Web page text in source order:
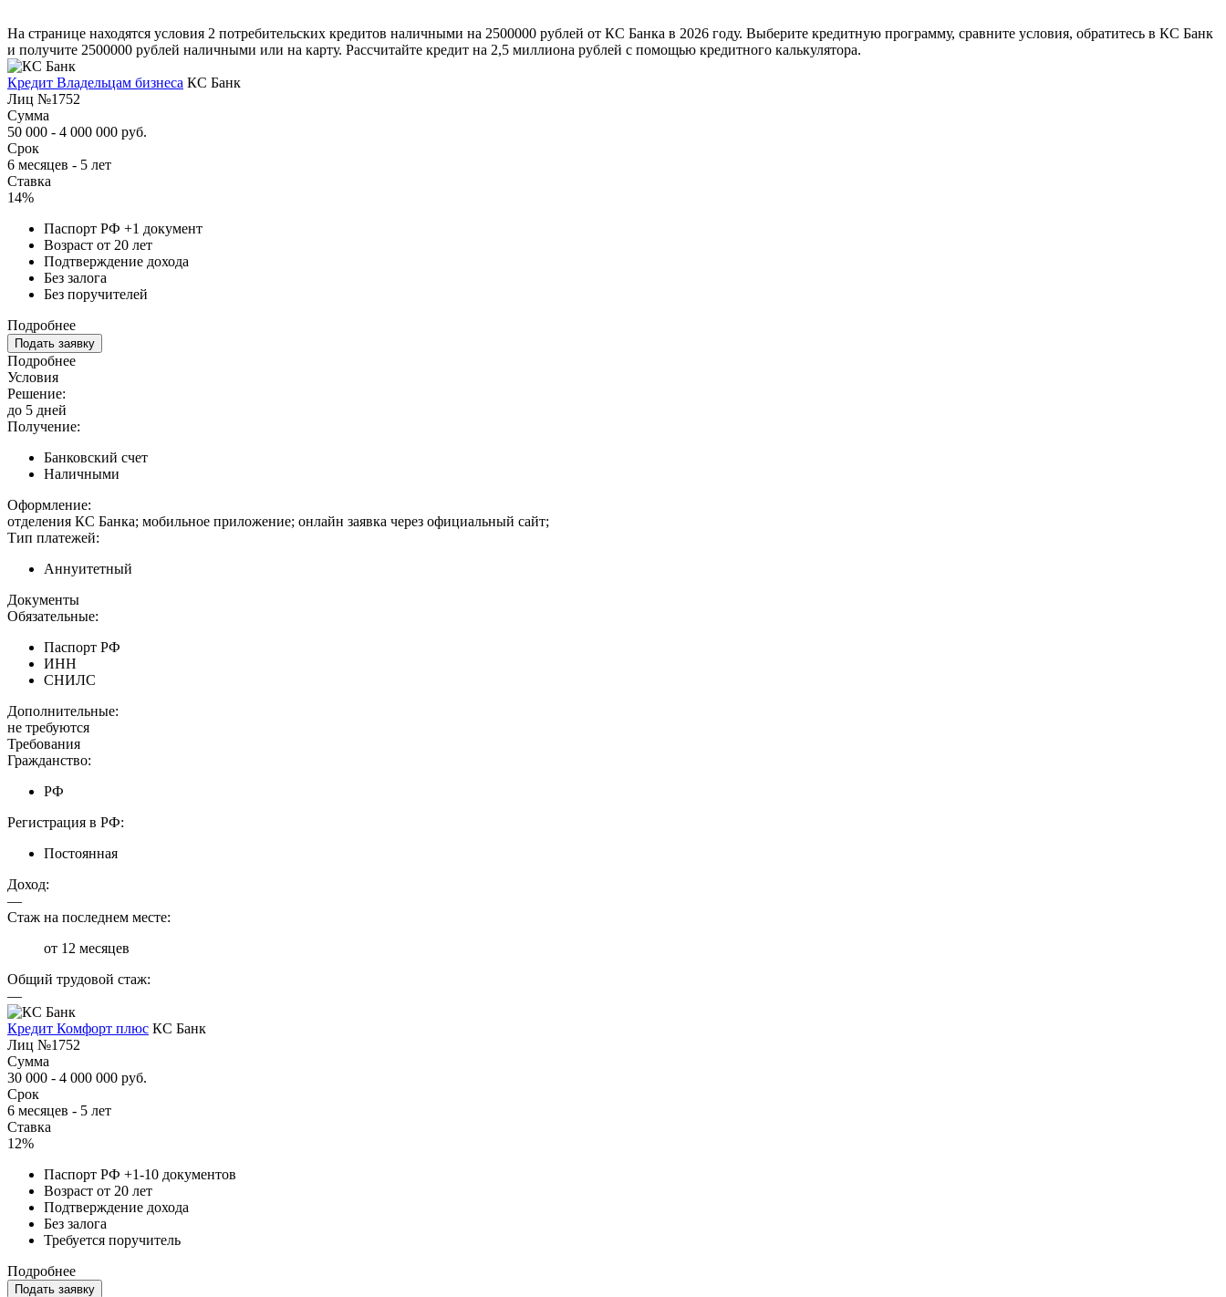
На странице находятся условия 2 потребительских кредитов наличными на 2500000 рублей от КС Банка в 2026 году. Выберите кредитную программу, сравните условия, обратитесь в КС Банк
и получите 2500000 рублей наличными или на карту. Рассчитайте кредит на 2,5 миллиона рублей с помощью кредитного калькулятора.
Кредит Владельцам бизнеса КС Банк
Лиц №1752
Сумма
50 000 - 4 000 000 руб.
Срок
6 месяцев - 5 лет
Ставка
14%
Паспорт РФ +1 документ
Возраст от 20 лет
Подтверждение дохода
Без залога
Без поручителей
Подробнее
Подать заявку
Подробнее
Условия
Решение:
до 5 дней
Получение:
Банковский счет
Наличными
Оформление:
отделения КС Банка; мобильное приложение; онлайн заявка через официальный сайт;
Тип платежей:
Аннуитетный
Документы
Обязательные:
Паспорт РФ
ИНН
СНИЛС
Дополнительные:
не требуются
Требования
Гражданство:
РФ
Регистрация в РФ:
Постоянная
Доход:
—
Стаж на последнем месте:
от 12 месяцев
Общий трудовой стаж:
—
Кредит Комфорт плюс КС Банк
Лиц №1752
Сумма
30 000 - 4 000 000 руб.
Срок
6 месяцев - 5 лет
Ставка
12%
Паспорт РФ +1-10 документов
Возраст от 20 лет
Подтверждение дохода
Без залога
Требуется поручитель
Подробнее
Подать заявку